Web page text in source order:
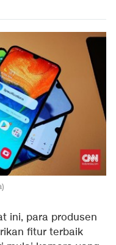
ini, para produsen
fitur terbaik